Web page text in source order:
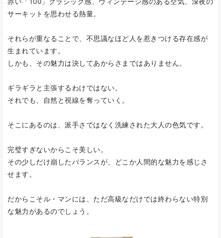
サーキットを思わせる熱量。
それらが重なることで、不思議なほど人を惹きつける存在感が
生まれています。
しかも、その魅力は決してあからさまではありません。
ギラギラと主張するわけではない。
それでも、自然と視線を奪っていく。
そこにあるのは、派手さではなく洗練された大人の色気です。
完璧すぎないからこそ美しい。
その少しだけ崩したバランスが、どこか人間的な魅力を感じさ
せます。
だからこそル・マンには、ただ高級なだけでは終わらない特別
な魅力があるのでしょう。